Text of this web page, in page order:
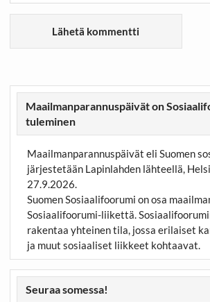
Maailmanparannuspäivät on
tuleminen
Maailmanparannuspäivät eli Suomen
järjestetään Lapinlahden lähteellä,
27.9.2026.
Suomen Sosiaalifoorumi on osa
Sosiaalifoorumi-liikettä.
rakentaa yhteinen tila, jossa erilaiset
ja muut sosiaaliset liikkeet kohtaavat.
Seuraa somessa!